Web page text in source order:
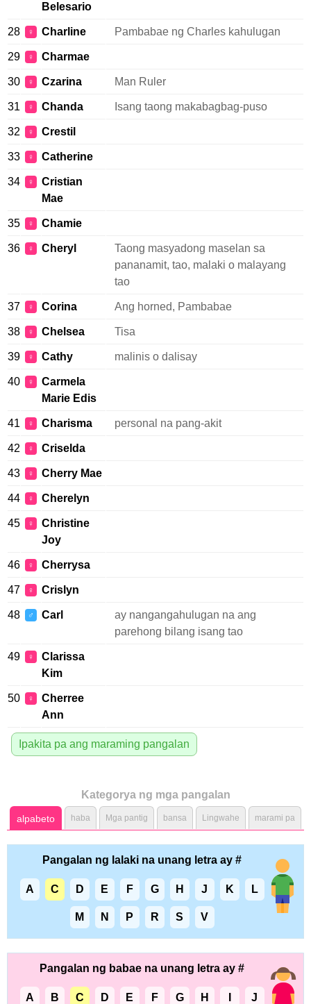
Belesario
28 ♀ Charline Pambabae ng Charles kahulugan
29 ♀ Charmae
30 ♀ Czarina Man Ruler
31 ♀ Chanda Isang taong makabagbag-puso
32 ♀ Crestil
33 ♀ Catherine
34 ♀
Cristian
Mae
35 ♀ Chamie
36 ♀ Cheryl
Taong masyadong maselan sa
pananamit, tao, malaki o malayang
tao
37 ♀ Corina Ang horned, Pambabae
38 ♀ Chelsea Tisa
39 ♀ Cathy malinis o dalisay
40 ♀
Carmela
Marie Edis
41 ♀ Charisma personal na pang-akit
42 ♀ Criselda
43 ♀ Cherry Mae
44 ♀ Cherelyn
45 ♀
Christine
Joy
46 ♀ Cherrysa
47 ♀ Crislyn
48 ♂ Carl
ay nangangahulugan na ang
parehong bilang isang tao
49 ♀
Clarissa
Kim
50 ♀
Cherree
Ann
Ipakita pa ang maraming pangalan
Kategorya ng mga pangalan
alpabeto haba Mga pantig bansa Lingwahe marami pa
Pangalan ng lalaki na unang letra ay #
A C D E F G H J K L
M N P R S V
Pangalan ng babae na unang letra ay #
A B C D E F G H J